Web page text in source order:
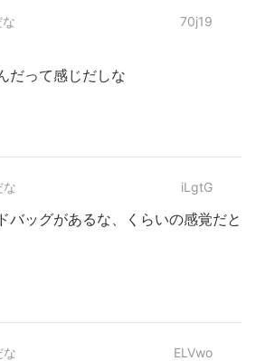
70j19
だって感じだしな
な iLgtG
バッグがあるな、くらいの感覚だと
な ELVwo